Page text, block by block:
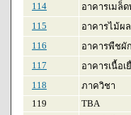
114
อาคารเมล็
115
อาคารไม้ผล
116
อาคารพืชผัก
117
อาคารเนื้อเ
118
ภาควิชา
119
TBA